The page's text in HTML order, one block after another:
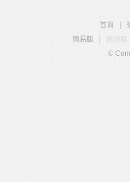
首頁
簡易版
觸屏版
©